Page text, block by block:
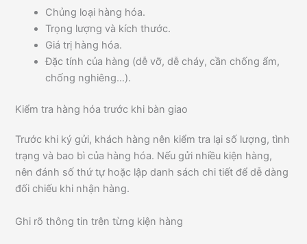
Chủng loại hàng hóa.
Trọng lượng và kích thước.
Giá trị hàng hóa.
Đặc tính của hàng (dễ vỡ, dễ cháy, cần chống ẩm,
chống nghiêng…).
Kiểm tra hàng hóa trước khi bàn giao
Trước khi ký gửi, khách hàng nên kiểm tra lại số lượng, tình
trạng và bao bì của hàng hóa. Nếu gửi nhiều kiện hàng,
nên đánh số thứ tự hoặc lập danh sách chi tiết để dễ dàng
đối chiếu khi nhận hàng.
Ghi rõ thông tin trên từng kiện hàng